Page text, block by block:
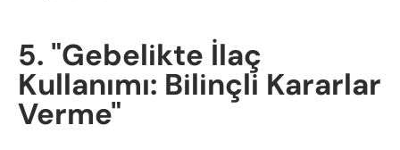
5. "Gebelikte İlaç
Kullanımı: Bilinçli Kararlar
Verme"